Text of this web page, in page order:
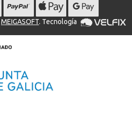
MEIGASOFT. Tecnología